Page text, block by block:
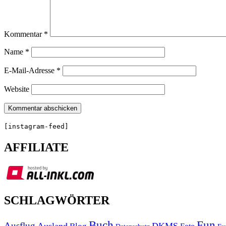
Kommentar *
Name *
E-Mail-Adresse *
Website
[instagram-feed]
AFFILIATE
SCHLAGWÖRTER